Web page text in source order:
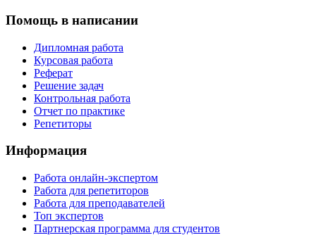
Помощь в написании
Дипломная работа
Курсовая работа
Реферат
Решение задач
Контрольная работа
Отчет по практике
Репетиторы
Информация
Работа онлайн-экспертом
Работа для репетиторов
Работа для преподавателей
Топ экспертов
Партнерская программа для студентов